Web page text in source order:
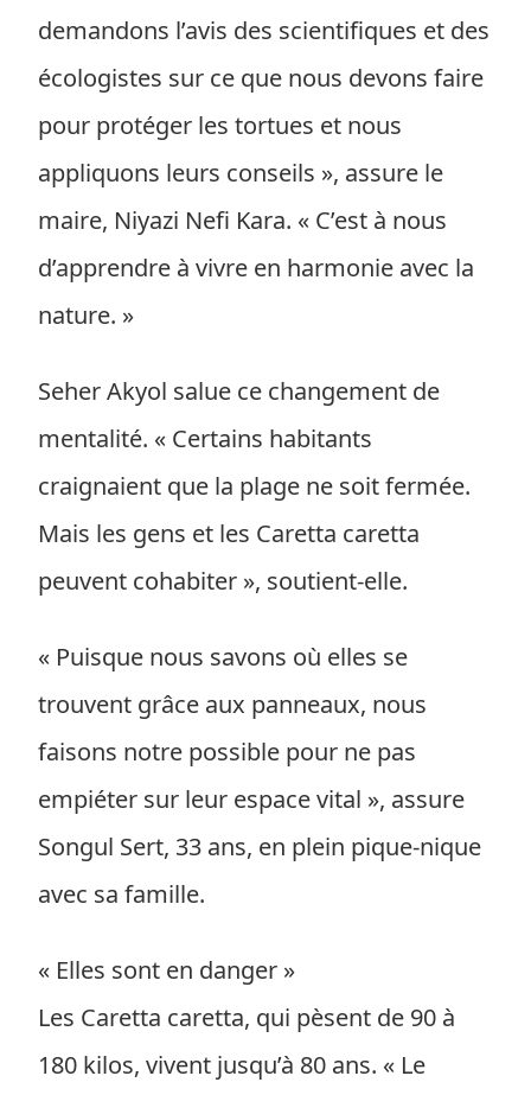
demandons l’avis des scientifiques et des
écologistes sur ce que nous devons faire
pour protéger les tortues et nous
appliquons leurs conseils », assure le
maire, Niyazi Nefi Kara. « C’est à nous
d’apprendre à vivre en harmonie avec la
nature. »
Seher Akyol salue ce changement de
mentalité. « Certains habitants
craignaient que la plage ne soit fermée.
Mais les gens et les Caretta caretta
peuvent cohabiter », soutient-elle.
« Puisque nous savons où elles se
trouvent grâce aux panneaux, nous
faisons notre possible pour ne pas
empiéter sur leur espace vital », assure
Songul Sert, 33 ans, en plein pique-nique
avec sa famille.
« Elles sont en danger »
Les Caretta caretta, qui pèsent de 90 à
180 kilos, vivent jusqu’à 80 ans. « Le